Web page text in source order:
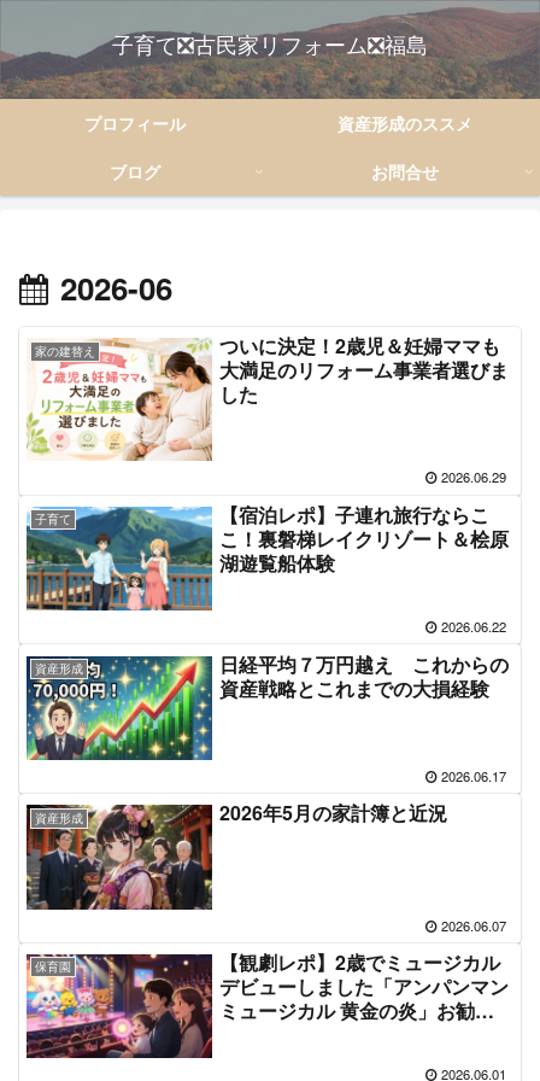
子育て❎古民家リフォーム❎福島
プロフィール
資産形成のススメ
ブログ
お問合せ
2026-06
家の建替え
ついに決定！2歳児＆妊婦ママも
大満足のリフォーム事業者選びま
した
2026.06.29
子育て
【宿泊レポ】子連れ旅行ならこ
こ！裏磐梯レイクリゾート＆桧原
湖遊覧船体験
2026.06.22
資産形成
日経平均７万円越え これからの
資産戦略とこれまでの大損経験
2026.06.17
資産形成 2026年5月の家計簿と近況
2026.06.07
保育園
【観劇レポ】2歳でミュージカル
デビューしました「アンパンマン
ミュージカル 黄金の炎」お勧め
2026.06.01